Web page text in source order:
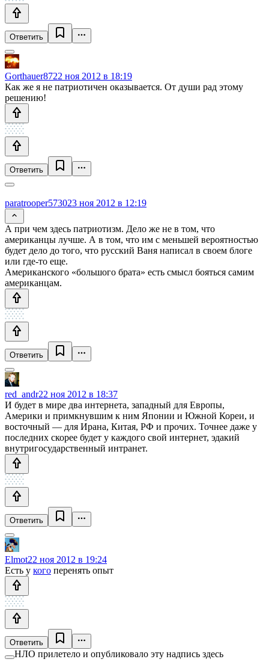
Ответить
Gorthauer8722 ноя 2012 в 18:19
Как же я не патриотичен оказывается. От души рад этому
решению!
Ответить
paratrooper573023 ноя 2012 в 12:19
А при чем здесь патриотизм. Дело же не в том, что
американцы лучше. А в том, что им с меньшей вероятностью
будет дело до того, что русский Ваня написал в своем блоге
или где-то еще.
Американского «большого брата» есть смысл бояться самим
американцам.
Ответить
red_andr22 ноя 2012 в 18:37
И будет в мире два интернета, западный для Европы,
Америки и примкнувшим к ним Японии и Южной Кореи, и
восточный — для Ирана, Китая, РФ и прочих. Точнее даже у
последних скорее будет у каждого свой интернет, эдакий
внутригосударственный интранет.
Ответить
Elmot22 ноя 2012 в 19:24
Есть у кого перенять опыт
Ответить
НЛО прилетело и опубликовало эту надпись здесь